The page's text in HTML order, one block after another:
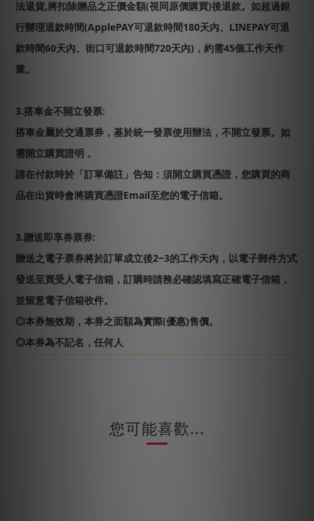
法退貨,將扣除贈品之正價金額(視同原價購買)後退款。如超過銀
行辦理退款時間(ApplePAY可退款時間180天內、LINEPAY可退
款時間60天內、街口可退款時間720天內)，約需45個工作天作
業。
3.搭車金不開立發票:
搭車金屬於交通票券，基於統一發票使用辦法，不開立發票。如
需開立購買證明，
請在付款時於「訂單備註」告知：須開立購買憑證，您購買的商
品在出貨時會將購買憑證Email至您的電子信箱。
3.贈送即享券票券:
贈送之電子票券將於訂單成立後2~3的工作天內，以電子郵件方式
發送至買受人電子信箱，訂購時請務必確認填寫正確電子信箱，
並留意電子信箱收件。
◎本券無效期，本券之面額為實際(優惠)售價。
◎本券為不記名，任何人
您可能喜歡...